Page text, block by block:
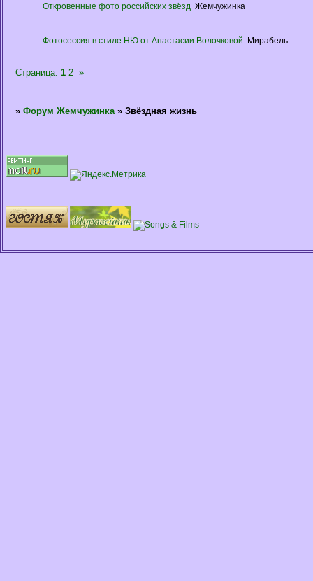
Откровенные фото российских звёзд Жемчужинка
Фотосессия в стиле НЮ от Анастасии Волочковой Мирабель
Страница: 1 2 »
» Форум Жемчужинка » Звёздная жизнь